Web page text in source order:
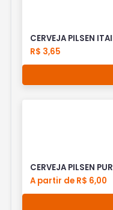
CERVEJA PILSEN
R$ 3,65
CERVEJA PILSEN
A partir de R$ 6,00